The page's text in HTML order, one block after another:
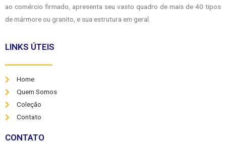
ao comércio firmado, apresenta seu vasto quadro de mais de 40 tipos
de mármore ou granito, e sua estrutura em geral.
LINKS ÚTEIS
Home
Quem Somos
Coleção
Contato
CONTATO